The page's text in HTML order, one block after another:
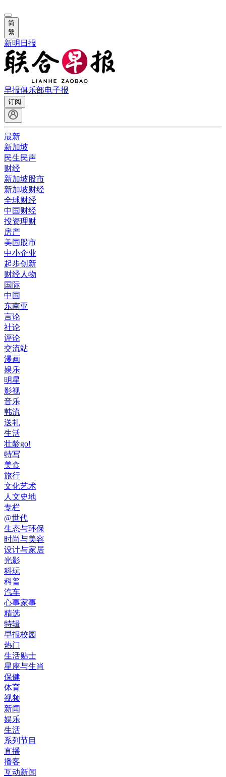
简
繁
新明日报
早报俱乐部电子报
订阅
最新
新加坡
民生民声
财经
新加坡股市
新加坡财经
全球财经
中国财经
投资理财
房产
美国股市
中小企业
起步创新
财经人物
国际
中国
东南亚
言论
社论
评论
交流站
漫画
娱乐
明星
影视
音乐
韩流
送礼
生活
壮龄go!
特写
美食
旅行
文化艺术
人文史地
专栏
@世代
生态与环保
时尚与美容
设计与家居
光影
科玩
科普
汽车
心事家事
精选
特辑
早报校园
热门
生活贴士
星座与生肖
保健
体育
视频
新闻
娱乐
生活
系列节目
直播
播客
互动新闻